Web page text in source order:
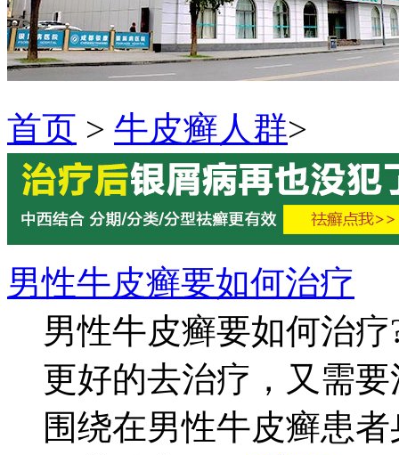
首页 > 牛皮癣人群>
男性牛皮癣要如何治疗
男性牛皮癣要如何治
更好的去治疗，又需
围绕在男性牛皮癣患